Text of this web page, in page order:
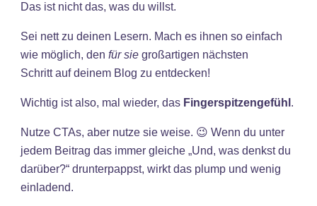
Das ist nicht das, was du willst.
Sei nett zu deinen Lesern. Mach es ihnen so einfach
wie möglich, den für sie großartigen nächsten
Schritt auf deinem Blog zu entdecken!
Wichtig ist also, mal wieder, das Fingerspitzengefühl .
Nutze CTAs, aber nutze sie weise. 😉 Wenn du unter
jedem Beitrag das immer gleiche „Und, was denkst du
darüber?“ drunterpappst, wirkt das plump und wenig
einladend.